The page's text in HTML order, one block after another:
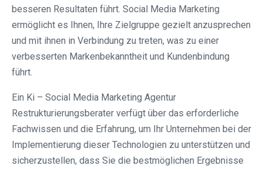
besseren Resultaten führt. Social Media Marketing
ermöglicht es Ihnen, Ihre Zielgruppe gezielt anzusprechen
und mit ihnen in Verbindung zu treten, was zu einer
verbesserten Markenbekanntheit und Kundenbindung
führt.
Ein Ki – Social Media Marketing Agentur
Restrukturierungsberater verfügt über das erforderliche
Fachwissen und die Erfahrung, um Ihr Unternehmen bei der
Implementierung dieser Technologien zu unterstützen und
sicherzustellen, dass Sie die bestmöglichen Ergebnisse